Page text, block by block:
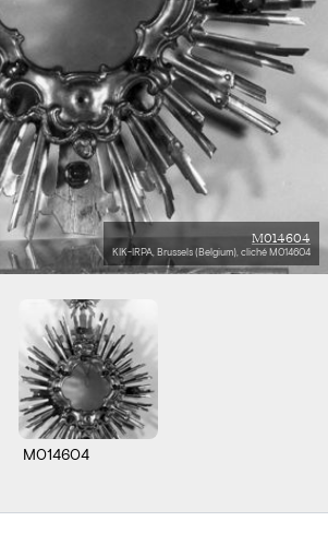
M014604
KIK-IRPA, Brussels (Belgium), cliché M014604
M014604